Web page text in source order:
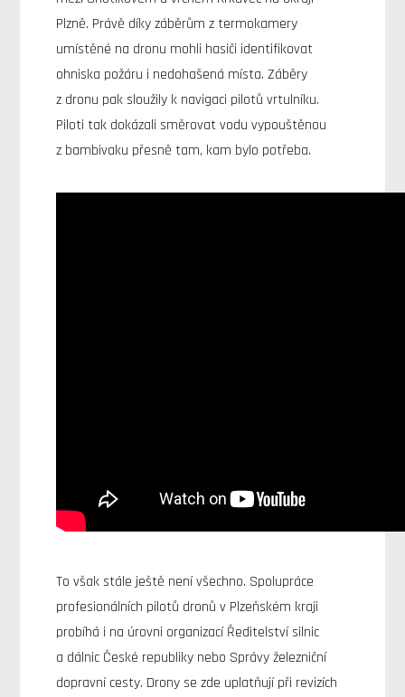
Plzně. Právě díky záběrům z termokamery
umístěné na dronu mohli hasiči identifikovat
ohniska požáru i nedohašená místa. Záběry
z dronu pak sloužily k navigaci pilotů vrtulníku.
Piloti tak dokázali směrovat vodu vypouštěnou
z bambivaku přesně tam, kam bylo potřeba.
To však stále ještě není všechno. Spolupráce
profesionálních pilotů dronů v Plzeňském kraji
probíhá i na úrovni organizací Ředitelství silnic
a dálnic České republiky nebo Správy železniční
dopravní cesty. Drony se zde uplatňují při revizích